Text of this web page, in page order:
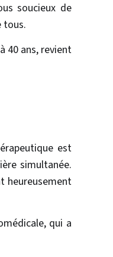
soucieux de
tous.
40 ans, revient
est
simultanée.
heureusement
qui a